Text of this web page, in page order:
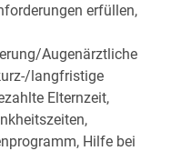
erfüllen,
Augenärztliche
langfristige
Elternzeit,
Hilfe bei